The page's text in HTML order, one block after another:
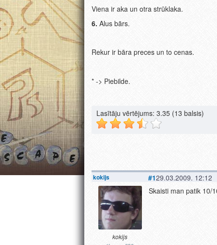
Viena ir aka un otra strūklaka.
6. Alus bārs.
Rekur ir bāra preces un to cenas.
* -> Piebilde.
Lasītāju vērtējums: 3.35 (13 balsis)
kokijs
kokijs
#129.03.2009. 12:12
Skaisti man patik 10/